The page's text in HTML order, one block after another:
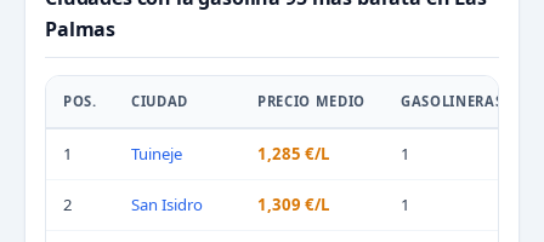
Palmas
POS. CIUDAD PRECIO MEDIO GASOLINERAS
1 Tuineje 1,285 €/L 1
2 San Isidro 1,309 €/L 1